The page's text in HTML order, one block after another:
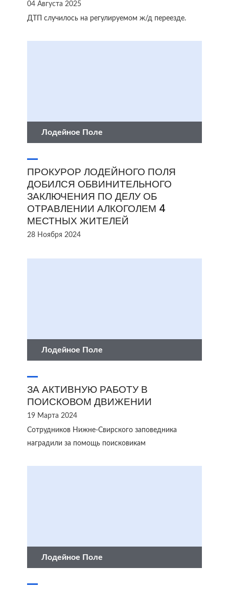
04 Августа 2025
ДТП случилось на регулируемом ж/д переезде.
Лодейное Поле
ПРОКУРОР ЛОДЕЙНОГО ПОЛЯ
ДОБИЛСЯ ОБВИНИТЕЛЬНОГО
ЗАКЛЮЧЕНИЯ ПО ДЕЛУ ОБ
ОТРАВЛЕНИИ АЛКОГОЛЕМ 4
МЕСТНЫХ ЖИТЕЛЕЙ
28 Ноября 2024
Лодейное Поле
ЗА АКТИВНУЮ РАБОТУ В
ПОИСКОВОМ ДВИЖЕНИИ
19 Марта 2024
Сотрудников Нижне-Свирского заповедника
наградили за помощь поисковикам
Лодейное Поле